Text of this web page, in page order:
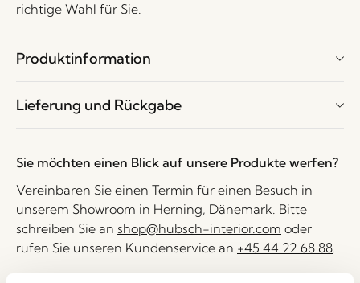
richtige Wahl für Sie.
Produktinformation
Lieferung und Rückgabe
Sie möchten einen Blick auf unsere Produkte werfen?
Vereinbaren Sie einen Termin für einen Besuch in
unserem Showroom in Herning, Dänemark. Bitte
schreiben Sie an shop@hubsch-interior.com oder
rufen Sie unseren Kundenservice an +45 44 22 68 88.